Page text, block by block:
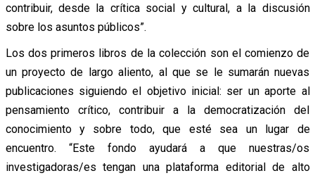
contribuir, desde la crítica social y cultural, a la discusión
sobre los asuntos públicos”.
Los dos primeros libros de la colección son el comienzo de
un proyecto de largo aliento, al que se le sumarán nuevas
publicaciones siguiendo el objetivo inicial: ser un aporte al
pensamiento crítico, contribuir a la democratización del
conocimiento y sobre todo, que esté sea un lugar de
encuentro. “Este fondo ayudará a que nuestras/os
investigadoras/es tengan una plataforma editorial de alto